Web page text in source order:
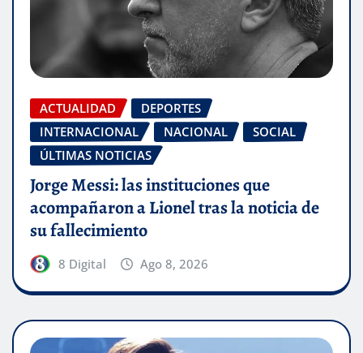
ACTUALIDAD
DEPORTES
INTERNACIONAL
NACIONAL
SOCIAL
ÚLTIMAS NOTICIAS
Jorge Messi: las instituciones que
acompañaron a Lionel tras la noticia de
su fallecimiento
8 Digital Ago 8, 2026